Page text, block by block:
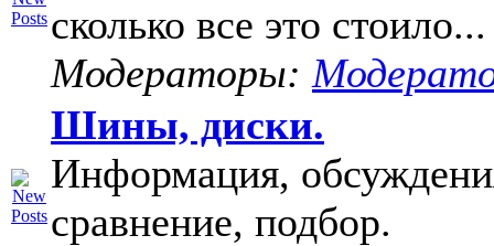
сколько все это стоило...
Модераторы:
Шины, диски.
Информация,
сравнение, подбор.